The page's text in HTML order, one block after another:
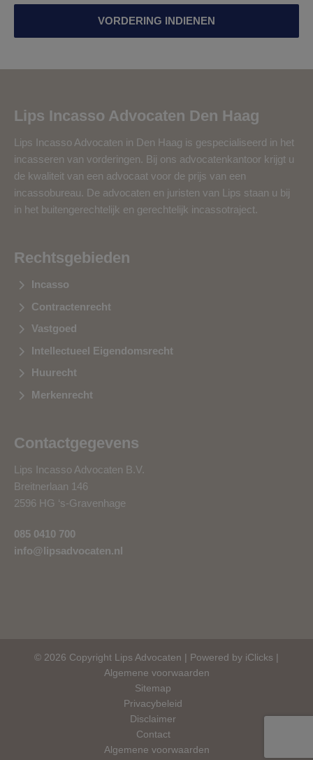
VORDERING INDIENEN
Lips Incasso Advocaten Den Haag
Lips Incasso Advocaten in Den Haag is gespecialiseerd in het
incasseren van vorderingen. Bij ons advocatenkantoor krijgt u
de kwaliteit van een advocaat voor de prijs van een
incassobureau. De advocaten en juristen van Lips staan u bij
in het buitengerechtelijk en gerechtelijk incassotraject.
Rechtsgebieden
Incasso
Contractenrecht
Vastgoed
Intellectueel Eigendomsrecht
Huurecht
Merkenrecht
Contactgegevens
Lips Incasso Advocaten B.V.
Breitnerlaan 146
2596 HG ‘s-Gravenhage
085 0410 700
info@lipsadvocaten.nl
© 2026 Copyright Lips Advocaten | Powered by iClicks |
Algemene voorwaarden
Sitemap
Privacybeleid
Disclaimer
Contact
Algemene voorwaarden